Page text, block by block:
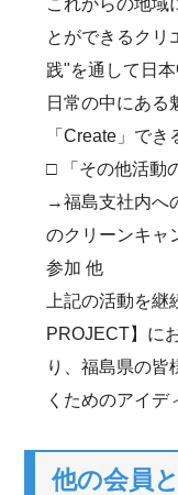
これからの地域
とができるクリ
践"を通して日
日常の中にある
「Create」で
□ 「その他活動
→福島支社内へ
のクリーンキャ
参加 他
上記の活動を
PROJECT】に
り、福島県の皆
くためのアイデ
他の会員